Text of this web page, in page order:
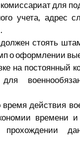
для
учета, адрес
должен стоять
о оформлении
на постоянный
действия
времени